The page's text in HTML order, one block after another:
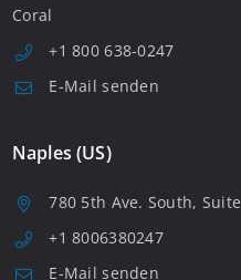
Coral
+1 800 638-0247
E-Mail senden
Naples (US)
780 5th Ave. South,
+1 8006380247
E-Mail senden